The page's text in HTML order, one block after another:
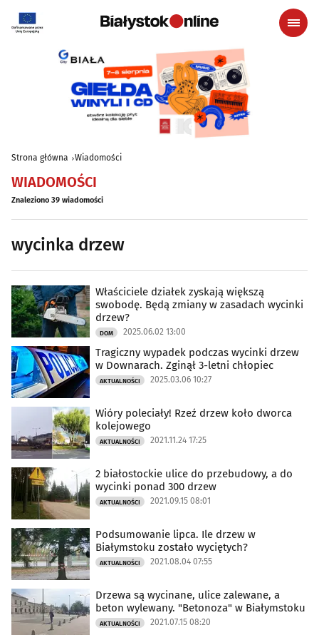
Strona główna Wiadomości
WIADOMOŚCI
Znaleziono 39 wiadomości
wycinka drzew
Właściciele działek zyskają większą
swobodę. Będą zmiany w zasadach wycinki
drzew?
DOM 2025.06.02 13:00
Tragiczny wypadek podczas wycinki drzew
w Downarach. Zginął 3-letni chłopiec
AKTUALNOŚCI 2025.03.06 10:27
Wióry poleciały! Rzeź drzew koło dworca
kolejowego
AKTUALNOŚCI 2021.11.24 17:25
2 białostockie ulice do przebudowy, a do
wycinki ponad 300 drzew
AKTUALNOŚCI 2021.09.15 08:01
Podsumowanie lipca. Ile drzew w
Białymstoku zostało wyciętych?
AKTUALNOŚCI 2021.08.04 07:55
Drzewa są wycinane, ulice zalewane, a
beton wylewany. "Betonoza" w Białymstoku
AKTUALNOŚCI 2021.07.15 08:20